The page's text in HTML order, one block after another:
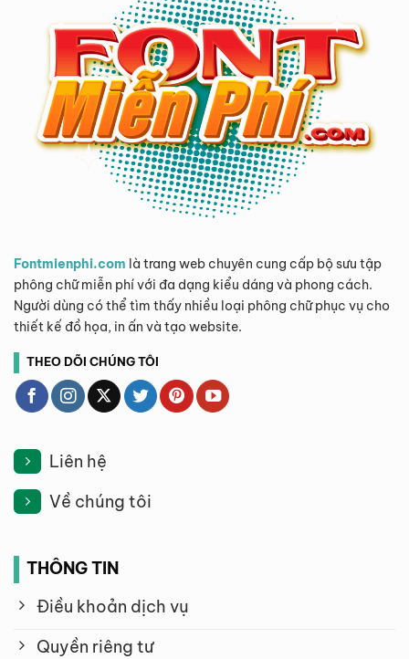
Fontmienphi.com là trang web chuyên cung cấp bộ sưu tập
phông chữ miễn phí với đa dạng kiểu dáng và phong cách.
Người dùng có thể tìm thấy nhiều loại phông chữ phục vụ cho
thiết kế đồ họa, in ấn và tạo website.
THEO DÕI CHÚNG TÔI
Liên hệ
Về chúng tôi
THÔNG TIN
Điều khoản dịch vụ
Quyền riêng tư